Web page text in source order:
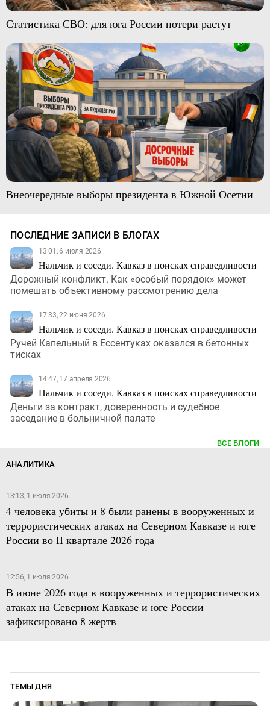
Статистика СВО: для юга России потери растут
Внеочередные выборы президента в Южной Осетии
ПОСЛЕДНИЕ ЗАПИСИ В БЛОГАХ
13:01, 6 июля 2026
Нальчик и соседи. Кавказ в поисках справедливости
Дорожный конфликт. Как «особый порядок» может
помешать объективному рассмотрению дела
17:33, 22 июня 2026
Нальчик и соседи. Кавказ в поисках справедливости
Ручей Капельный в Ессентуках оказался в бетонных
тисках
14:47, 17 апреля 2026
Нальчик и соседи. Кавказ в поисках справедливости
Деньги за контракт, доверенность и судебное
заседание в больничной палате
ВСЕ БЛОГИ
АНАЛИТИКА
13:13, 1 июля 2026
4 человека убиты и 8 были ранены в вооруженных и
террористических атаках на Северном Кавказе и юге
России во II квартале 2026 года
12:56, 1 июля 2026
В июне 2026 года в вооруженных и террористических
атаках на Северном Кавказе и юге России
зафиксировано 8 жертв
ТЕМЫ ДНЯ